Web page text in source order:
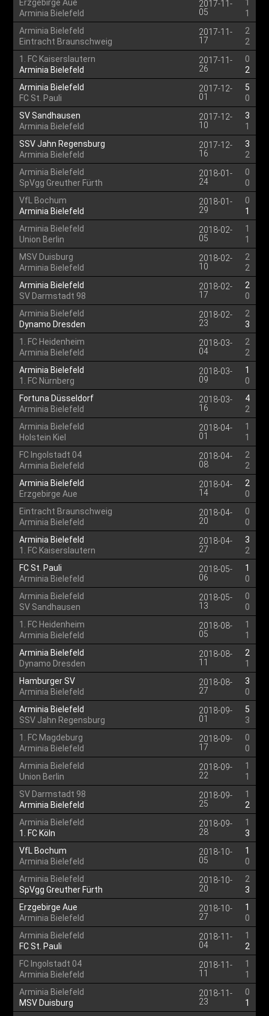
Erzgebirge Aue
Arminia Bielefeld
2017-11-
05
1
1
Arminia Bielefeld
Eintracht Braunschweig
2017-11-
17
2
2
1. FC Kaiserslautern
Arminia Bielefeld
2017-11-
26
0
2
Arminia Bielefeld
FC St. Pauli
2017-12-
01
5
0
SV Sandhausen
Arminia Bielefeld
2017-12-
10
3
1
SSV Jahn Regensburg
Arminia Bielefeld
2017-12-
16
3
2
Arminia Bielefeld
SpVgg Greuther Fürth
2018-01-
24
0
0
VfL Bochum
Arminia Bielefeld
2018-01-
29
0
1
Arminia Bielefeld
Union Berlin
2018-02-
05
1
1
MSV Duisburg
Arminia Bielefeld
2018-02-
10
2
2
Arminia Bielefeld
SV Darmstadt 98
2018-02-
17
2
0
Arminia Bielefeld
Dynamo Dresden
2018-02-
23
2
3
1. FC Heidenheim
Arminia Bielefeld
2018-03-
04
2
2
Arminia Bielefeld
1. FC Nürnberg
2018-03-
09
1
0
Fortuna Düsseldorf
Arminia Bielefeld
2018-03-
16
4
2
Arminia Bielefeld
Holstein Kiel
2018-04-
01
1
1
FC Ingolstadt 04
Arminia Bielefeld
2018-04-
08
2
2
Arminia Bielefeld
Erzgebirge Aue
2018-04-
14
2
0
Eintracht Braunschweig
Arminia Bielefeld
2018-04-
20
0
0
Arminia Bielefeld
1. FC Kaiserslautern
2018-04-
27
3
2
FC St. Pauli
Arminia Bielefeld
2018-05-
06
1
0
Arminia Bielefeld
SV Sandhausen
2018-05-
13
0
0
1. FC Heidenheim
Arminia Bielefeld
2018-08-
05
1
1
Arminia Bielefeld
Dynamo Dresden
2018-08-
11
2
1
Hamburger SV
Arminia Bielefeld
2018-08-
27
3
0
Arminia Bielefeld
SSV Jahn Regensburg
2018-09-
01
5
3
1. FC Magdeburg
Arminia Bielefeld
2018-09-
17
0
0
Arminia Bielefeld
Union Berlin
2018-09-
22
1
1
SV Darmstadt 98
Arminia Bielefeld
2018-09-
25
1
2
Arminia Bielefeld
1. FC Köln
2018-09-
28
1
3
VfL Bochum
Arminia Bielefeld
2018-10-
05
1
0
Arminia Bielefeld
SpVgg Greuther Fürth
2018-10-
20
2
3
Erzgebirge Aue
Arminia Bielefeld
2018-10-
27
1
0
Arminia Bielefeld
FC St. Pauli
2018-11-
04
1
2
FC Ingolstadt 04
Arminia Bielefeld
2018-11-
11
1
1
Arminia Bielefeld
MSV Duisburg
2018-11-
23
0
1